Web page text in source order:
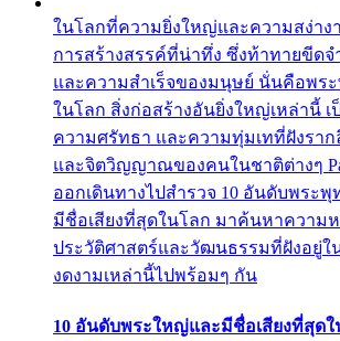
ในโลกที่ความยิ่งใหญ่และความสง่าง
การสร้างสรรค์ที่น่าทึ่ง ซึ่งท้าทายขีดจ
และความสำเร็จของมนุษย์ นั่นคือพ
ในโลก สิ่งก่อสร้างอันยิ่งใหญ่เหล่านี้ เ
ความศรัทธา และความทุ่มเทที่ฝังรา
และจิตวิญญาณของคนในชาติต่างๆ
ออกเดินทางไปสำรวจ 10 อันดับพระ
มีชื่อเสียงที่สุดในโลก มาค้นหาความ
ประวัติศาสตร์และวัฒนธรรมที่ฝังอยู่ใ
งดงามเหล่านี้ไปพร้อมๆ กัน
10 อันดับพระใหญ่และมีชื่อเสียงที่สุดใ